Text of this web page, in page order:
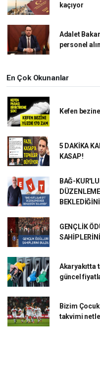
kaçıyor
Adalet
personel
En Çok Okunanlar
Kefen
5 DAKİKA
KASAP!
BAĞ-
GENÇLİK
Akaryakıtta
güncel
Bizim
takvimi